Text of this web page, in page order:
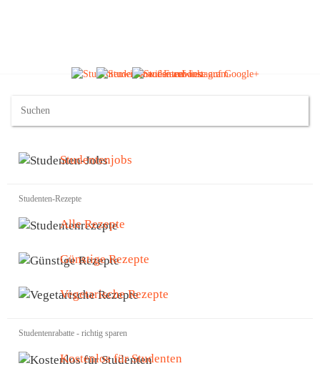
Studentenjobs
Studenten-Rezepte
Alle Rezepte
Günstige Rezepte
Vegetarische Rezepte
Studentenrabatte - richtig sparen
Kostenlos für Studenten